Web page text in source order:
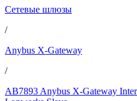
Сетевые шлюзы
/
Anybus X-Gateway
/
AB7893 Anybus X-Gateway